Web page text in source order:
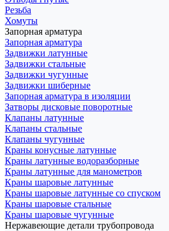
Резьба
Хомуты
Запорная арматура
Запорная арматура
Задвижки латунные
Задвижки стальные
Задвижки чугунные
Задвижки шиберные
Запорная арматура в изоляции
Затворы дисковые поворотные
Клапаны латунные
Клапаны стальные
Клапаны чугунные
Краны конусные латунные
Краны латунные водоразборные
Краны латунные для манометров
Краны шаровые латунные
Краны шаровые латунные со спуском
Краны шаровые стальные
Краны шаровые чугунные
Нержавеющие детали трубопровода